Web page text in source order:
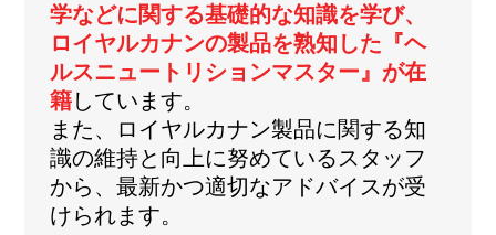
学などに関する基礎的な知識を学び、
ロイヤルカナンの製品を熟知した『ヘ
ルスニュートリションマスター』が在
籍しています。
また、ロイヤルカナン製品に関する知
識の維持と向上に努めているスタッフ
から、最新かつ適切なアドバイスが受
けられます。